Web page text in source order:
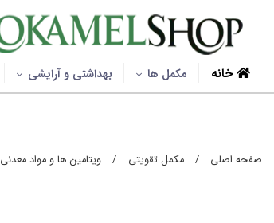
خانه مکمل ها بهداشتی و آرایشی
صفحه اصلی / مکمل تقویتی / ویتامین ها و مواد معدنی